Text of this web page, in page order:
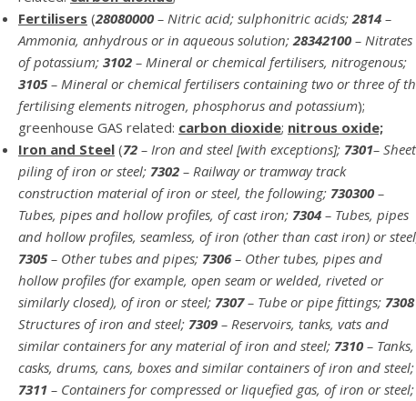
Fertilisers (28080000 – Nitric acid; sulphonitric acids;2814 –
Ammonia, anhydrous or in aqueous solution;28342100 – Nitrates
of potassium; 3102 – Mineral or chemical fertilisers, nitrogenous;
3105– Mineral or chemical fertilisers containing two or three of
fertilising elements nitrogen, phosphorus and potassium);
greenhouse GAS related: carbon dioxide; nitrous oxide;
Iron and Steel (72 – Iron and steel [with exceptions]; 7301– Sheet
piling of iron or steel; 7302 – Railway or tramway track
construction material of iron or steel, the following; 730300 –
Tubes, pipes and hollow profiles, of cast iron; 7304 – Tubes, pipes
and hollow profiles, seamless, of iron (other than cast iron) or
7305– Other tubes and pipes; 7306– Other tubes, pipes and
hollow profiles (for example, open seam or welded, riveted or
similarly closed), of iron or steel; 7307– Tube or pipe fittings; 7308
Structures of iron and steel; 7309 – Reservoirs, tanks, vats and
similar containers for any material of iron and steel; 7310 – Tanks,
casks, drums, cans, boxes and similar containers of iron and steel;
7311 – Containers for compressed or liquefied gas, of iron or steel;